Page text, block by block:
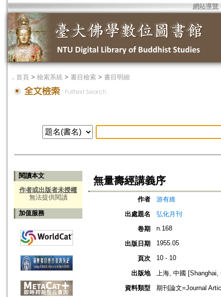
網站導覽
． 首頁 > 檢索系統 > 書目檢索 > 書目明細
閱讀本文
作者或出版者未授權
無法提供閱讀
加值服務
無量壽經講義序
作者
游有維
出處題名
弘化月刊
卷期
n.168
出版日期 1955.05
頁次 10 - 10
出版地
上海, 中國 [Shanghai,
資料類型
期刊論文=Journal